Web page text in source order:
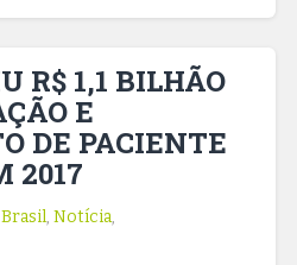
R$ 1,1 BILHÃO
E
DE PACIENTE
2017
Brasil, Notícia,